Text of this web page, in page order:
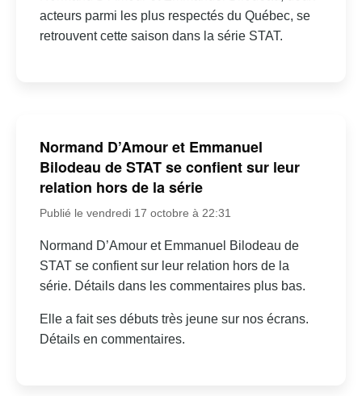
acteurs parmi les plus respectés du Québec, se
retrouvent cette saison dans la série STAT.
Normand D’Amour et Emmanuel
Bilodeau de STAT se confient sur leur
relation hors de la série
Publié le vendredi 17 octobre à 22:31
Normand D’Amour et Emmanuel Bilodeau de
STAT se confient sur leur relation hors de la
série. Détails dans les commentaires plus bas.
Elle a fait ses débuts très jeune sur nos écrans.
Détails en commentaires.